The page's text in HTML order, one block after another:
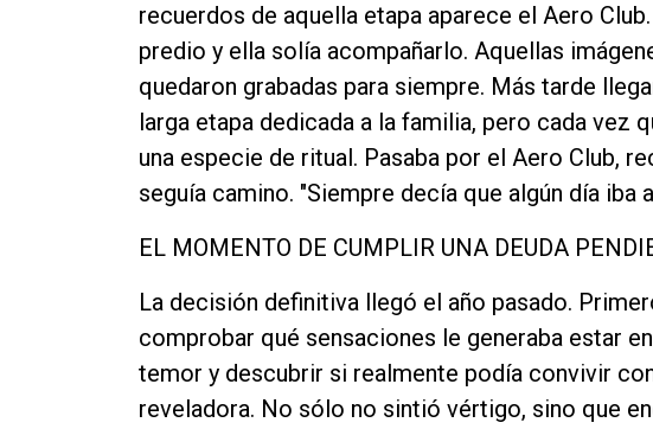
recuerdos de aquella etapa aparece el Aero
predio y ella solía acompañarlo. Aquellas
quedaron grabadas para siempre. Más tarde
larga etapa dedicada a la familia, pero cada vez
una especie de ritual. Pasaba por el Aero Club,
seguía camino. "Siempre decía que algún día iba
EL MOMENTO DE CUMPLIR UNA DEUDA
La decisión definitiva llegó el año pasado.
comprobar qué sensaciones le generaba estar
temor y descubrir si realmente podía convivir
reveladora. No sólo no sintió vértigo, sino que